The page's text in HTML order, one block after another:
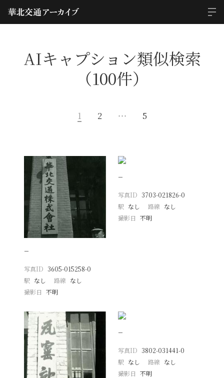
AIキャプション類似検索
（100件）
1 2 … 5
−
写真ID 3605-015258-0
駅 なし 路線 なし
撮影日
不明
−
写真ID 3703-021826-0
駅 なし 路線 なし
撮影日 不明
−
写真ID 3802-031441-0
駅 なし 路線 なし
撮影日 不明